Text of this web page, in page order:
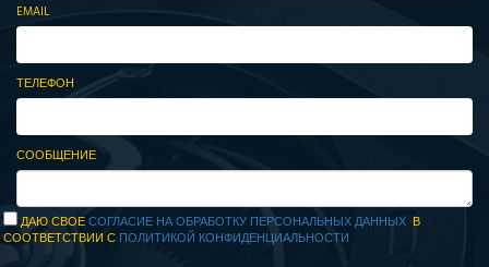
EMAIL
ТЕЛЕФОН
СООБЩЕНИЕ
ДАЮ СВОЕСОГЛАСИЕ НА ОБРАБОТКУ ПЕРСОНАЛЬНЫХ ДАННЫХ В
СООТВЕТСТВИИ С ПОЛИТИКОЙ КОНФИДЕНЦИАЛЬНОСТИ